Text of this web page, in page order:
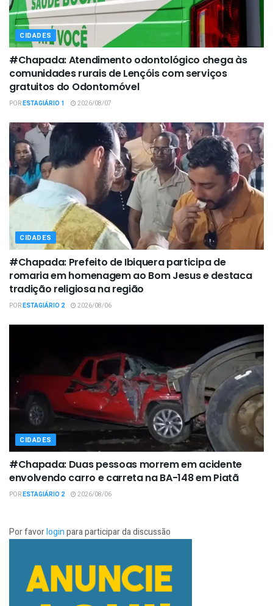
CIDADES
#Chapada: Atendimento odontológico chega às
comunidades rurais de Lençóis com serviços
gratuitos do Odontomóvel
PORESTAGIÁRIO 1 2026/08/07
CIDADES
#Chapada: Prefeito de Ibiquera participa de
romaria em homenagem ao Bom Jesus e destaca
tradição religiosa na região
PORESTAGIÁRIO 2 2026/08/06
CIDADES
#Chapada: Duas pessoas morrem em acidente
envolvendo carro e carreta na BA-148 em Piatã
PORESTAGIÁRIO 2 2026/08/06
Por favorloginpara participar da discussão